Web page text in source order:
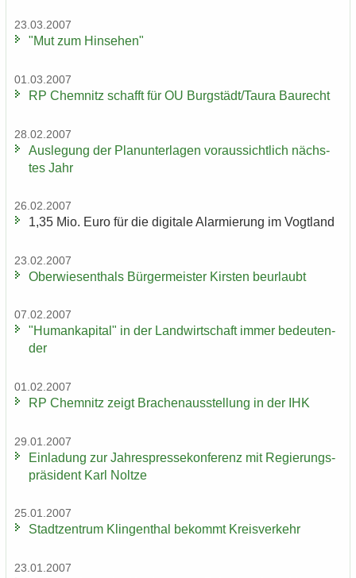
23.03.2007
"Mut zum Hin­se­hen"
01.03.2007
RP Chem­nitz schafft für OU Burg­städt/Taura Bau­recht
28.02.2007
Aus­le­gung der Plan­un­ter­la­gen vor­aus­sicht­lich nächs­
tes Jahr
26.02.2007
1,35 Mio. Euro für die di­gi­ta­le Alar­mie­rung im Vogt­land
23.02.2007
Ober­wie­sen­thals Bür­ger­meis­ter Kirs­ten be­ur­laubt
07.02.2007
"Hu­man­ka­pi­tal" in der Land­wirt­schaft immer be­deu­ten­
der
01.02.2007
RP Chem­nitz zeigt Bra­chen­aus­stel­lung in der IHK
29.01.2007
Ein­la­dung zur Jah­res­pres­se­kon­fe­renz mit Re­gie­rungs­
prä­si­dent Karl Nolt­ze
25.01.2007
Stadt­zen­trum Klin­gen­thal be­kommt Kreis­ver­kehr
23.01.2007